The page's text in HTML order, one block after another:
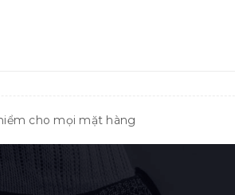
cho mọi mặt hàng